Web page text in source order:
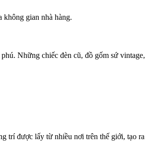
không gian nhà hàng.
Những chiếc đèn cũ, đồ gốm sứ vintage,
trí được lấy từ nhiều nơi trên thế giới, tạo ra